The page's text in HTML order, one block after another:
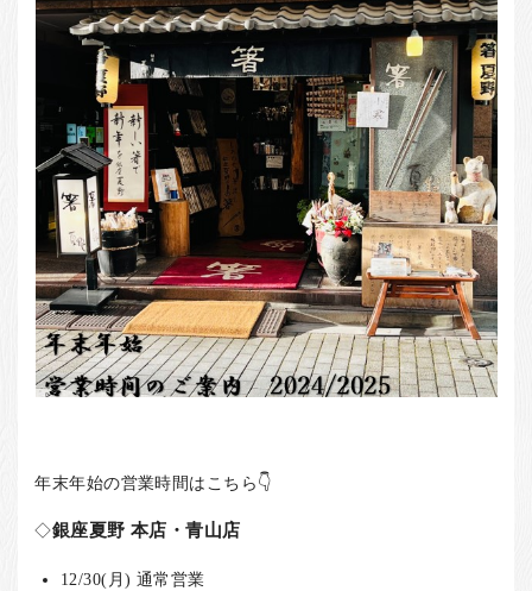
箸ブログ
年末年始の営業時間はこちら👇
◇銀座夏野 本店・青山店
12/30(月) 通常営業